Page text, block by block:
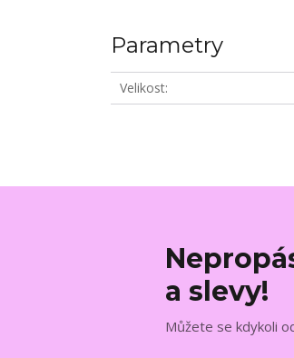
Parametry
Velikost
a slevy!
Můžete se kdykoli